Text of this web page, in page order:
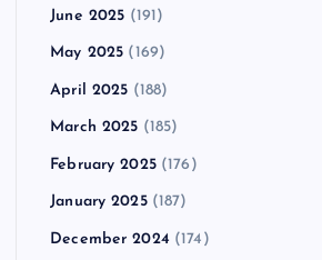
June 2025 (191)
May 2025 (169)
April 2025 (188)
March 2025 (185)
February 2025(176)
January 2025(187)
December 2024 (174)